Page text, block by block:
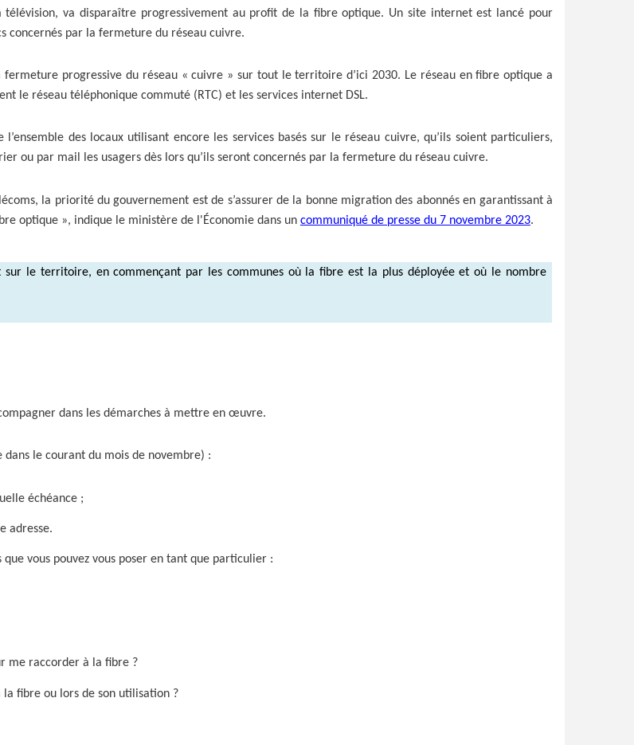
va disparaître progressivement au profit de la fibre optique. Un site internet est lancé pour
concernés par la fermeture du réseau cuivre.
progressive du réseau « cuivre » sur tout le territoire d’ici 2030. Le réseau en fibre optique a
le réseau téléphonique commuté (RTC) et les services internet DSL.
des locaux utilisant encore les services basés sur le réseau cuivre, qu’ils soient particuliers,
ou par mail les usagers dès lors qu’ils seront concernés par la fermeture du réseau cuivre.
la priorité du gouvernement est de s’assurer de la bonne migration des abonnés en garantissant à
optique », indique le ministère de l'Économie dans un communiqué de presse du 7 novembre 2023.
le territoire, en commençant par les communes où la fibre est la plus déployée et où le nombre
dans les démarches à mettre en œuvre.
le courant du mois de novembre) :
échéance ;
adresse.
que vous pouvez vous poser en tant que particulier :
me raccorder à la fibre ?
fibre ou lors de son utilisation ?